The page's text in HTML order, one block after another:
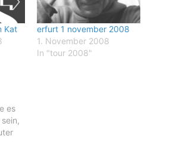
Kat
erfurt 1 november 2008
1. November 2008
In "tour 2008"
es